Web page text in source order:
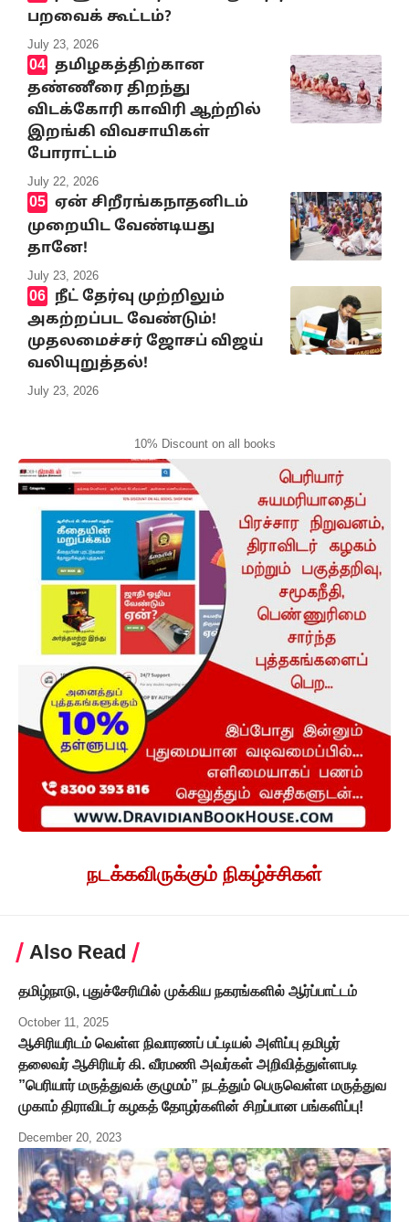
பறவைக் கூட்டம்?
July 23, 2026
தமிழகத்திற்கான
தண்ணீரை திறந்து
விடக்கோரி காவிரி ஆற்றில்
இறங்கி விவசாயிகள்
போராட்டம்
July 22, 2026
ஏன் சிறீரங்கநாதனிடம்
முறையிட வேண்டியது
தானே!
July 23, 2026
நீட் தேர்வு முற்றிலும்
அகற்றப்பட வேண்டும்!
முதலமைச்சர் ஜோசப் விஜய்
வலியுறுத்தல்!
July 23, 2026
10% Discount on all books
நடக்கவிருக்கும் நிகழ்ச்சிகள்
Also Read
தமிழ்நாடு, புதுச்சேரியில் முக்கிய நகரங்களில் ஆர்ப்பாட்டம்
October 11, 2025
ஆசிரியரிடம் வெள்ள நிவாரணப் பட்டியல் அளிப்பு தமிழர்
தலைவர் ஆசிரியர் கி. வீரமணி அவர்கள் அறிவித்துள்ளபடி
”பெரியார் மருத்துவக் குழுமம்” நடத்தும் பெருவெள்ள மருத்துவ
முகாம் திராவிடர் கழகத் தோழர்களின் சிறப்பான பங்களிப்பு!
December 20, 2023